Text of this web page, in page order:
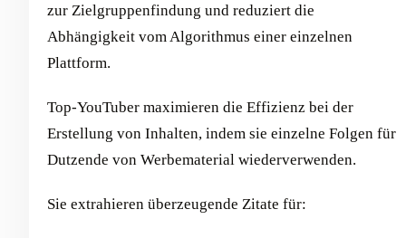
zur Zielgruppenfindung und reduziert die
Abhängigkeit vom Algorithmus einer einzelnen
Plattform.
Top-YouTuber maximieren die Effizienz bei der
Erstellung von Inhalten, indem sie einzelne Folgen für
Dutzende von Werbematerial wiederverwenden.
Sie extrahieren überzeugende Zitate für: